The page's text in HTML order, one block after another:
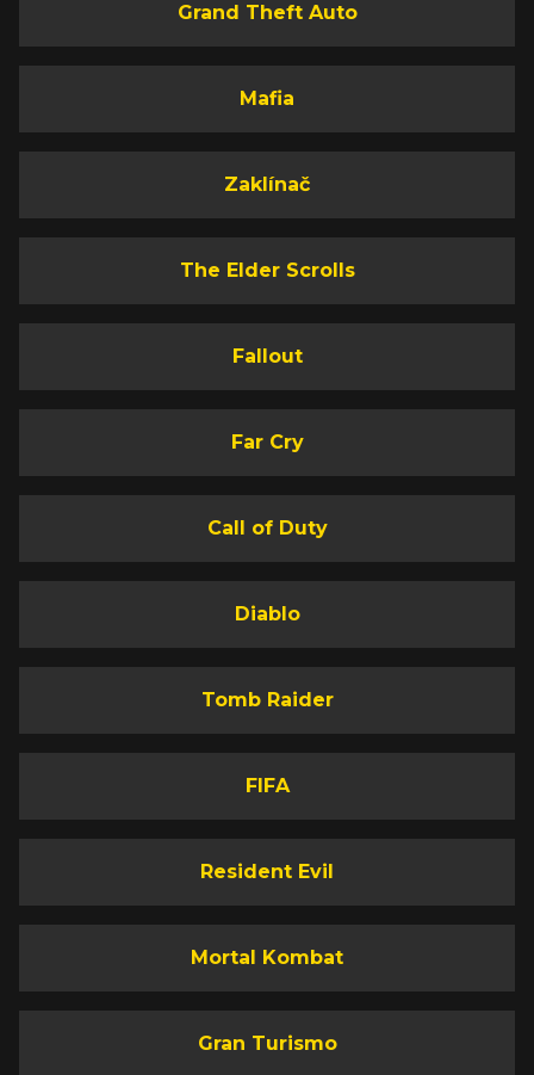
Grand Theft Auto
Mafia
Zaklínač
The Elder Scrolls
Fallout
Far Cry
Call of Duty
Diablo
Tomb Raider
FIFA
Resident Evil
Mortal Kombat
Gran Turismo